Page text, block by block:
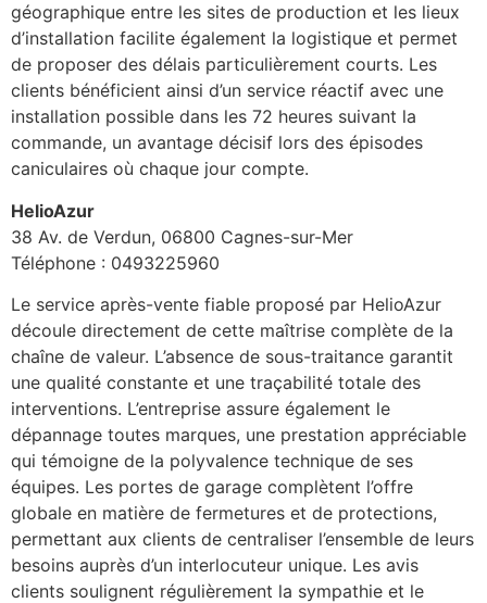
géographique entre les sites de production et les lieux
d’installation facilite également la logistique et permet
de proposer des délais particulièrement courts. Les
clients bénéficient ainsi d’un service réactif avec une
installation possible dans les 72 heures suivant la
commande, un avantage décisif lors des épisodes
caniculaires où chaque jour compte.
HelioAzur
38 Av. de Verdun, 06800 Cagnes-sur-Mer
Téléphone : 0493225960
Le service après-vente fiable proposé par HelioAzur
découle directement de cette maîtrise complète de la
chaîne de valeur. L’absence de sous-traitance garantit
une qualité constante et une traçabilité totale des
interventions. L’entreprise assure également le
dépannage toutes marques, une prestation appréciable
qui témoigne de la polyvalence technique de ses
équipes. Les portes de garage complètent l’offre
globale en matière de fermetures et de protections,
permettant aux clients de centraliser l’ensemble de leurs
besoins auprès d’un interlocuteur unique. Les avis
clients soulignent régulièrement la sympathie et le